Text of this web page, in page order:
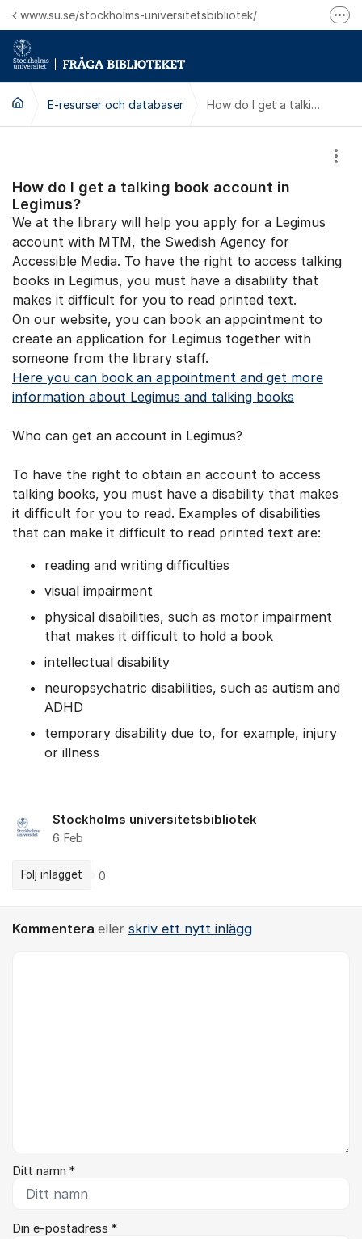
Hoppa till innehåll
www.su.se/stockholms-universitetsbibliotek/
E-resurser och databaser How do I get a talking book account in Legimus?
How do I get a talking book account in
Legimus?
We at the library will help you apply for a Legimus
account with MTM, the Swedish Agency for
Accessible Media. To have the right to access talking
books in Legimus, you must have a disability that
makes it difficult for you to read printed text.
On our website, you can book an appointment to
create an application for Legimus together with
someone from the library staff.
Here you can book an appointment and get more
information about Legimus and talking books
Who can get an account in Legimus?
To have the right to obtain an account to access
talking books, you must have a disability that makes
it difficult for you to read. Examples of disabilities
that can make it difficult to read printed text are:
reading and writing difficulties
visual impairment
physical disabilities, such as motor impairment
that makes it difficult to hold a book
intellectual disability
neuropsychatric disabilities, such as autism and
ADHD
temporary disability due to, for example, injury
or illness
Stockholms universitetsbibliotek
6 Feb
Följ inlägget 0
Kommentera eller skriv ett nytt inlägg
Ditt namn *
Din e-postadress *